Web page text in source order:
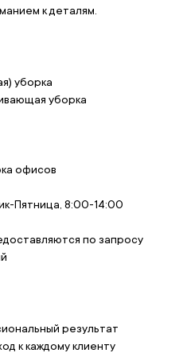
к деталям.
уборка
уборка
офисов
Пятница, 8:00-14:00
по запросу
результат
к каждому клиенту